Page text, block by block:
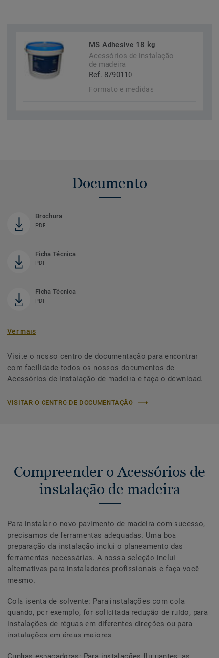
MS Adhesive 18 kg
Acessórios de instalação
de madeira
Ref. 8790110
Formato e medidas
Documento
Brochura
PDF
Ficha Técnica
PDF
Ficha Técnica
PDF
Ver mais
Visite o nosso centro de documentação para encontrar
com facilidade todos os nossos documentos de
Acessórios de instalação de madeira e faça o download.
VISITAR O CENTRO DE DOCUMENTAÇÃO
Compreender o Acessórios de
instalação de madeira
Para instalar o novo pavimento de madeira com sucesso,
precisamos de ferramentas adequadas. Uma boa
preparação da instalação inclui o planeamento das
ferramentas necessárias. A nossa seleção inclui
alternativas para instaladores profissionais e faça você
mesmo.
Cola isenta de solvente: Para instalações com cola
quando, por exemplo, for solicitada redução de ruído, para
instalações de réguas em diferentes direções ou para
instalações em áreas maiores
Cunhas espaçadoras: Para instalações flutuantes, as